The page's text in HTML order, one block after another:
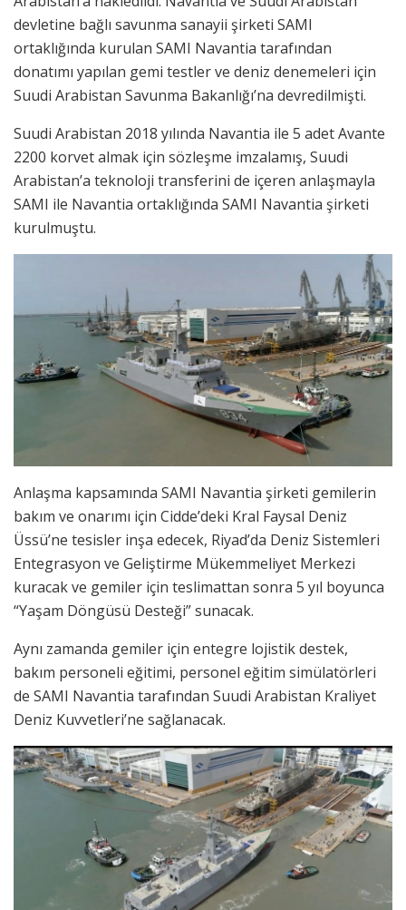
devletine bağlı savunma sanayii şirketi SAMI
ortaklığında kurulan SAMI Navantia tarafından
donatımı yapılan gemi testler ve deniz denemeleri için
Suudi Arabistan Savunma Bakanlığı’na devredilmişti.
Suudi Arabistan 2018 yılında Navantia ile 5 adet Avante
2200 korvet almak için sözleşme imzalamış, Suudi
Arabistan’a teknoloji transferini de içeren anlaşmayla
SAMI ile Navantia ortaklığında SAMI Navantia şirketi
kurulmuştu.
Anlaşma kapsamında SAMI Navantia şirketi gemilerin
bakım ve onarımı için Cidde’deki Kral Faysal Deniz
Üssü’ne tesisler inşa edecek, Riyad’da Deniz Sistemleri
Entegrasyon ve Geliştirme Mükemmeliyet Merkezi
kuracak ve gemiler için teslimattan sonra 5 yıl boyunca
“Yaşam Döngüsü Desteği” sunacak.
Aynı zamanda gemiler için entegre lojistik destek,
bakım personeli eğitimi, personel eğitim simülatörleri
de SAMI Navantia tarafından Suudi Arabistan Kraliyet
Deniz Kuvvetleri’ne sağlanacak.